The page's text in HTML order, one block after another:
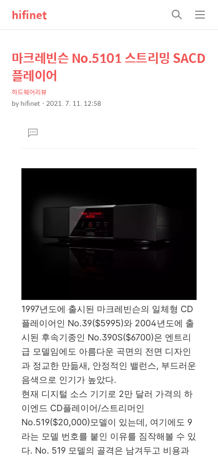
hifinet
검
색
메
뉴
상
세
컨
텐
본
문
제
목
마크레빈슨 No.5101 스트리밍 SACD
플레이어
하드웨어리뷰
byhifinet 2021. 7. 11. 12:58
댓
글
1997년도에 출시된 마크레빈슨의 일체형 CD
플레이어인 No.39($5995)와 2004년도에 출
시된 후속기종인 No.390S($6700)은 엔트리
급 모델임에도 아름다운 곡면의 전면 디자인
과 정교한 만듦새, 안정적인 밸런스, 부드러운
음색으로 인기가 높았다.
현재 디지털 소스 기기로 2만 달러 가격의 하
이엔드 CD플레이어/스트리머인
No.519($20,000)모델이 있는데, 여기에도 9
라는 모델 번호를 붙인 이유를 짐작해볼 수 있
다. No. 519 모델의 골격은 남겨두고 비용과